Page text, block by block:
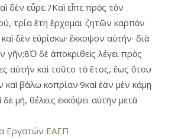
δὲν εὗρε.7Καὶ εἶπε πρὸς τὸν
τρία ἔτη ἔρχομαι ζητῶν καρπὸν
δὲν εὑρίσκω· ἔκκοψον αὐτήν· διὰ
γῆν;8Ὁ δὲ ἀποκριθεὶς λέγει πρὸς
αὐτήν καὶ τοῦτο τὸ ἔτος, ἕως ὅτου
βάλω κοπρίαν·9καὶ ἐὰν μὲν κάμῃ
μή, θέλεις ἐκκόψει αὐτήν μετὰ
Εργατών ΕΑΕΠ